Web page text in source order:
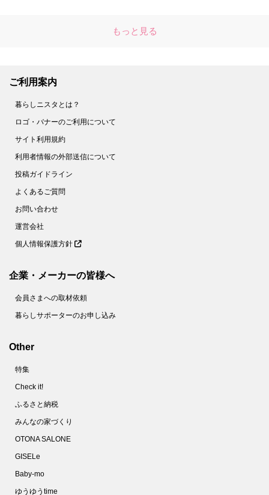
もっと見る
ご利用案内
暮らしニスタとは？
ロゴ・バナーのご利用について
サイト利用規約
利用者情報の外部送信について
投稿ガイドライン
よくあるご質問
お問い合わせ
運営会社
個人情報保護方針
企業・メーカーの皆様へ
会員さまへの取材依頼
暮らしサポーターのお申し込み
Other
特集
Check it!
ふるさと納税
みんなの家づくり
OTONA SALONE
GISELe
Baby-mo
ゆうゆうtime